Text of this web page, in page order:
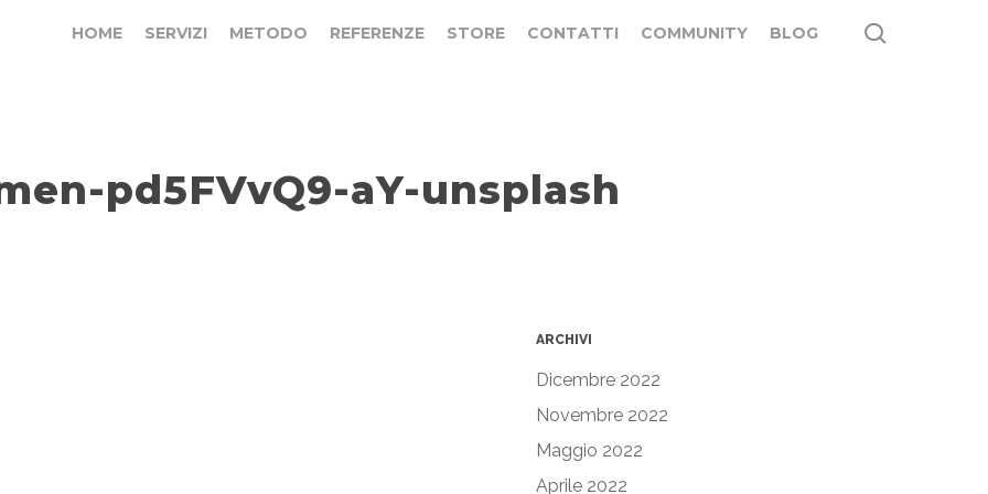
HOME SERVIZI METODO REFERENZE STORE CONTATTI COMMUNITY BLOG
pd5FVvQ9-aY-unsplash
ARCHIVI
Dicembre 2022
Novembre 2022
Maggio 2022
Aprile 2022